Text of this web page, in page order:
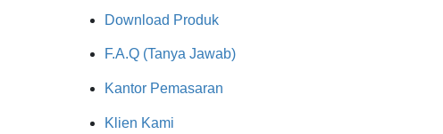
Download Produk
F.A.Q (Tanya Jawab)
Kantor Pemasaran
Klien Kami